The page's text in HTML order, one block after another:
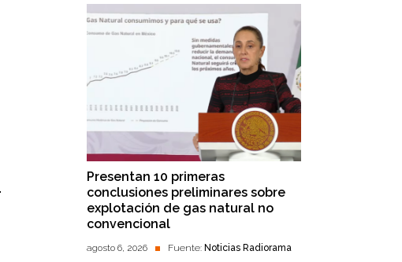
Presentan 10 primeras
conclusiones preliminares sobre
explotación de gas natural no
convencional
agosto 6, 2026 Fuente: Noticias Radiorama